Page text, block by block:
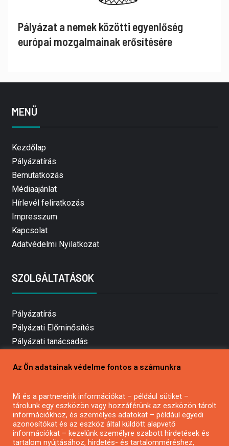
Pályázat a nemek közötti egyenlőség
európai mozgalmainak erősítésére
MENÜ
Kezdőlap
Pályázatírás
Bemutatkozás
Médiaajánlat
Hírlevél feliratkozás
Impresszum
Kapcsolat
Adatvédelmi Nyilatkozat
SZOLGÁLTATÁSOK
Pályázatírás
Pályázati Előminősítés
Pályázati tanácsadás
Mezőgazdasági pályázatírás
Pályázatírás civil szervezeteknek
Pályázatírás önkormányzatoknak
Pályázatfigyelés
Specifikus pályázatfigyelés vagy hírlevél
Az Ön adatainak védelme fontos a számunkra
Mi és a partnereink információkat – például sütiket –
tárolunk egy eszközön vagy hozzáférünk az eszközön tárolt
információkhoz, és személyes adatokat – például egyedi
azonosítókat és az eszköz által küldött alapvető
információkat – kezelünk személyre szabott hirdetések és
tartalom nyújtásához, hirdetés- és tartalomméréshez,